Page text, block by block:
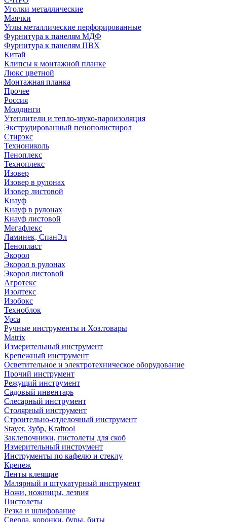
Уголки металлические
Маячки
Углы металлические перфорированные
Фурнитура к панелям МДФ
Фурнитура к панелям ПВХ
Китай
Клипсы к монтажной планке
Люкс цветной
Монтажная планка
Прочее
Россия
Молдинги
Утеплители и тепло-звуко-пароизоляция
Экструдированный пенополистирол
Стирэкс
Технониколь
Пеноплекс
Техноплекс
Изовер
Изовер в рулонах
Изовер листовой
Кнауф
Кнауф в рулонах
Кнауф листовой
Мегафлекс
Ламинек, СпанЭл
Пенопласт
Экорол
Экорол в рулонах
Экорол листовой
Агротекс
Изолтекс
Изобокс
Техноблок
Урса
Ручные инструменты и Хоз.товары
Matrix
Измерительный инструмент
Крепежный инструмент
Осветительное и электротехническое оборудование
Прочий инструмент
Режущий инструмент
Садовый инвентарь
Слесарный инструмент
Столярный инструмент
Строительно-отделочный инструмент
Stayer, Зубр, Kraftool
Заклепочники, пистолеты для скоб
Измерительный инструмент
Инструменты по кафелю и стеклу
Крепеж
Ленты клеящие
Малярный и штукатурный инструмент
Ножи, ножницы, лезвия
Пистолеты
Резка и шлифование
Сверла, коронки, буры, биты